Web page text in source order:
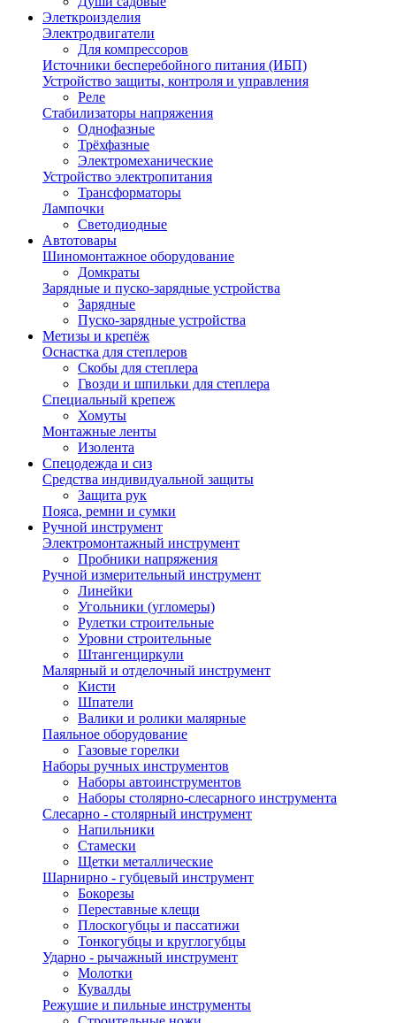
Элеткроизделия
Электродвигатели
Для компрессоров
Источники бесперебойного питания (ИБП)
Устройство защиты, контроля и управления
Реле
Стабилизаторы напряжения
Однофазные
Трёхфазные
Электромеханические
Устройство электропитания
Трансформаторы
Лампочки
Светодиодные
Автотовары
Шиномонтажное оборудование
Домкраты
Зарядные и пуско-зарядные устройства
Зарядные
Пуско-зарядные устройства
Метизы и крепёж
Оснастка для степлеров
Скобы для степлера
Гвозди и шпильки для степлера
Специальный крепеж
Хомуты
Монтажные ленты
Изолента
Спецодежда и сиз
Средства индивидуальной защиты
Защита рук
Пояса, ремни и сумки
Ручной инструмент
Электромонтажный инструмент
Пробники напряжения
Ручной измерительный инструмент
Линейки
Угольники (угломеры)
Рулетки строительные
Уровни строительные
Штангенциркули
Малярный и отделочный инструмент
Кисти
Шпатели
Валики и ролики малярные
Паяльное оборудование
Газовые горелки
Наборы ручных инструментов
Наборы автоинструментов
Наборы столярно-слесарного инструмента
Слесарно - столярный инструмент
Напильники
Стамески
Щетки металлические
Шарнирно - губцевый инструмент
Бокорезы
Переставные клещи
Плоскогубцы и пассатижи
Тонкогубцы и круглогубцы
Ударно - рычажный инструмент
Молотки
Кувалды
Режушие и пильные инструменты